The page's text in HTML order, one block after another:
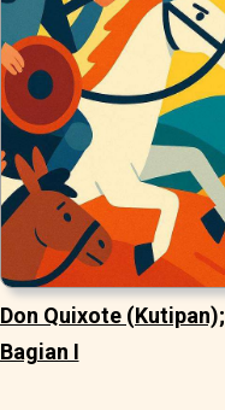
Don Quixote (Kutipan);
Bagian I